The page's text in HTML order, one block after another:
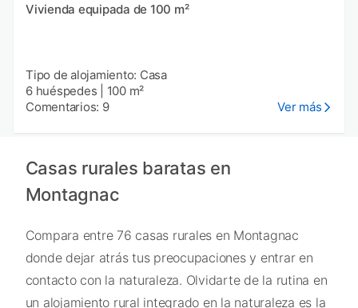
Vivienda equipada de 100 m²
Tipo de alojamiento: Casa
6 huéspedes
100 m²
Comentarios: 9
Ver más
Casas rurales baratas en
Montagnac
Compara entre 76 casas rurales en Montagnac
donde dejar atrás tus preocupaciones y entrar en
contacto con la naturaleza. Olvidarte de la rutina en
un alojamiento rural integrado en la naturaleza es la